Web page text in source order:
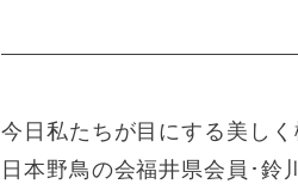
今日私たちが目にする美し
日本野鳥の会福井県会員･鈴